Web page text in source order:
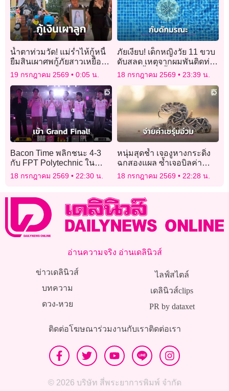
น้ำตาท่วมวัด! แม่ร่ำไห้กู้หนี้
ยืมสินเผาศพกู้ภัยสาวเหยื่อ
‘โรงเบียร์ ณ ลาดพร้าว’
19 กรกฎาคม 2569 0:05 น.
ภัยเงียบ! เด็กหญิงวัย 11 ขวบ
ดับสลด เหตุจากผมพันติดท่อ
ระบายน้ำจนขึ้นจากก้นสระ
18 กรกฎาคม 2569 23:39 น.
Bacon Time พลิกชนะ 4-3
กับ FPT Polytechnic ใน
APL 2026!
18 กรกฎาคม 2569 22:30 น.
หนุ่มสุดช้ำ เจองูหางกระดิ่ง
ฉกสองแผล ซ้ำเจอบิลค่า
รักษาอ่วม 1.3 ล้านดอลลาร์
18 กรกฎาคม 2569 22:28 น.
อ่านความจริง อ่านเดลินิวส์
ข่าวเดลินิวส์
บทความ
ดวง-หวย
ไลฟ์สไตล์
เดลินิวส์clips
PR by dataxet
ติดต่อโฆษณาร่วมงานกับเราติดต่อเรา
© 2026 บริษัท สี่พระยาการพิมพ์ จำกัด